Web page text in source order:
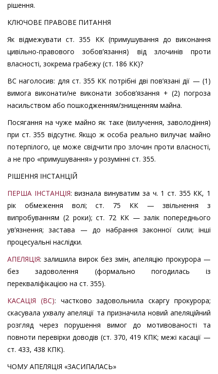
рішення.
КЛЮЧОВЕ ПРАВОВЕ ПИТАННЯ
Як відмежувати ст. 355 КК (примушування до виконання
цивільно-правового зобов’язання) від злочинів проти
власності, зокрема грабежу (ст. 186 КК)?
ВС наголосив: для ст. 355 КК потрібні дві пов’язані дії — (1)
вимога виконати/не виконати зобов’язання + (2) погроза
насильством або пошкодженням/знищенням майна.
Посягання на чуже майно як таке (вилучення, заволодіння)
при ст. 355 відсутнє. Якщо ж особа реально вилучає майно
потерпілого, це може свідчити про злочин проти власності,
а не про «примушування» у розумінні ст. 355.
РІШЕННЯ ІНСТАНЦІЙ
ПЕРША ІНСТАНЦІЯ: визнала винуватим за ч. 1 ст. 355 КК, 1
рік обмеження волі; ст. 75 КК — звільнення з
випробуванням (2 роки); ст. 72 КК — залік попереднього
ув’язнення; застава — до набрання законної сили; інші
процесуальні наслідки.
АПЕЛЯЦІЯ: залишила вирок без змін, апеляцію прокурора —
без задоволення (формально погодилась із
перекваліфікацією на ст. 355).
КАСАЦІЯ (ВС): частково задовольнила скаргу прокурора;
скасувала ухвалу апеляції та призначила новий апеляційний
розгляд через порушення вимог до мотивованості та
повноти перевірки доводів (ст. 370, 419 КПК; межі касації —
ст. 433, 438 КПК).
ЧОМУ АПЕЛЯЦІЯ «ЗАСИПАЛАСЬ»